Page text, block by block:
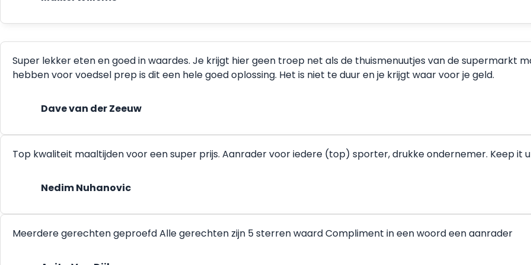
Super lekker eten en goed in waardes. Je krijgt hier geen troep net als de thuismenuutjes van de supermarkt
hebben voor voedsel prep is dit een hele goed oplossing. Het is niet te duur en je krijgt waar voor je geld.
Dave van der Zeeuw
Top kwaliteit maaltijden voor een super prijs. Aanrader voor iedere (top) sporter, drukke ondernemer. Keep it
Nedim Nuhanovic
Meerdere gerechten geproefd Alle gerechten zijn 5 sterren waard Compliment in een woord een aanrader